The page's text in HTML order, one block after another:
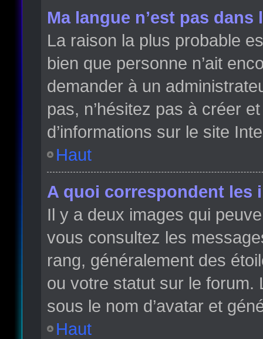
Ma langue n’est pas dans
La raison la plus probable
bien que personne n’ait
demander à un
pas, n’hésitez pas à créer
d’informations sur le site
Haut
A quoi correspondent les
Il y a deux images qui
vous consultez les
rang, généralement des
ou votre statut sur le forum.
sous le nom d’avatar et
Haut